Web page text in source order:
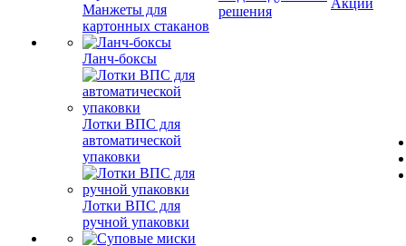
Манжеты для
картонных стаканов
Ланч-боксы
Лотки ВПС для
автоматической
упаковки
Лотки ВПС для
ручной упаковки
решения
Акции